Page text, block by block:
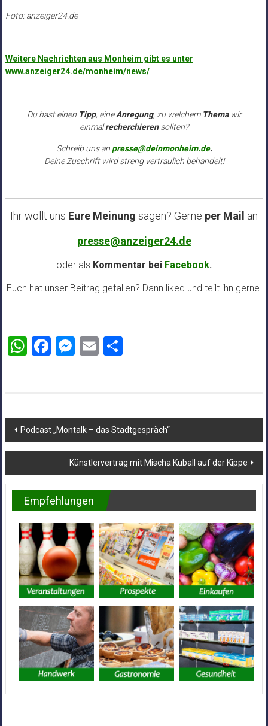
Foto: anzeiger24.de
Weitere Nachrichten aus Monheim gibt es unter
www.anzeiger24.de/monheim/news/
Du hast einen Tipp, eineAnregung, zu welchem Themawir
einmalrecherchierensollten?
Schreib uns anpresse@deinmonheim.de.
Deine Zuschrift wird streng vertraulich behandelt!
Ihr wollt uns Eure Meinung sagen? Gerne per Mail an
presse@anzeiger24.de
oder als Kommentar bei Facebook.
Euch hat unser Beitrag gefallen? Dann liked und teilt ihn gerne.
WhatsApp
Facebook
Messenger
Email
Beitragsnavigation
Podcast „Montalk – das Stadtgespräch“
Künstlervertrag mit Mischa Kuball auf der Kippe
Empfehlungen